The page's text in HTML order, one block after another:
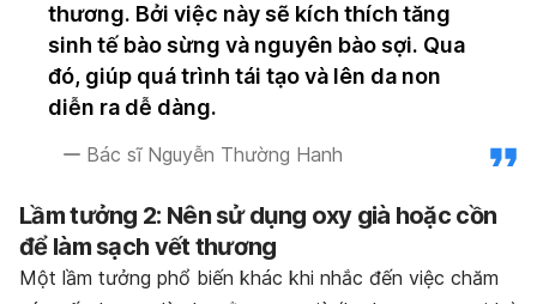
thương. Bởi việc này sẽ kích thích tăng
sinh tế bào sừng và nguyên bào sợi. Qua
đó, giúp quá trình tái tạo và lên da non
diễn ra dễ dàng.
Bác sĩ Nguyễn Thường Hanh
Lầm tưởng 2: Nên sử dụng oxy già hoặc cồn
để làm sạch vết thương
Một lầm tưởng phổ biến khác khi nhắc đến việc chăm